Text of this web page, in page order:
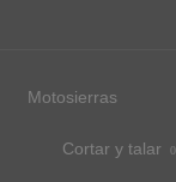
Motosierras
Cortar y talar